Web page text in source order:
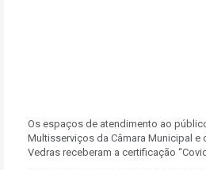
Os espaços de atendimento ao
Multisserviços da Câmara Municipal e
Vedras receberam a certificação